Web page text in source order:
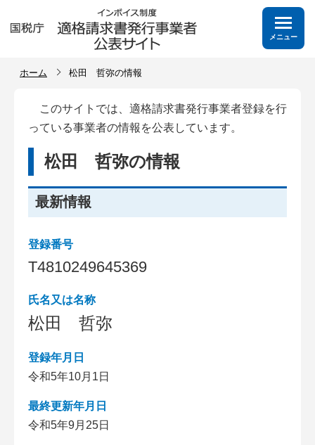
メニュー
ホーム 松田 哲弥の情報
このサイトでは、適格請求書発行事業者登録を行
っている事業者の情報を公表しています。
松田 哲弥の情報
最新情報
登録番号
T4810249645369
氏名又は名称
松田 哲弥
登録年月日
令和5年10月1日
最終更新年月日
令和5年9月25日